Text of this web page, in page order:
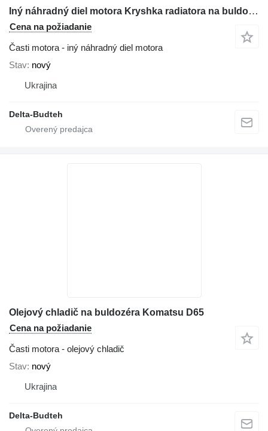
Iný náhradný diel motora Kryshka radiatora na buldozéra Komatsu D65
Cena na požiadanie
Časti motora - iný náhradný diel motora
Stav nový
Ukrajina
Delta-Budteh
Olejový chladič na buldozéra Komatsu D65
Cena na požiadanie
Časti motora - olejový chladič
Stav nový
Ukrajina
Delta-Budteh